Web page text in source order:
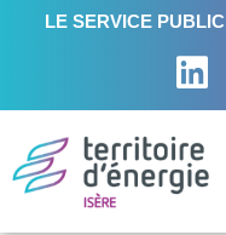
LE SERVICE